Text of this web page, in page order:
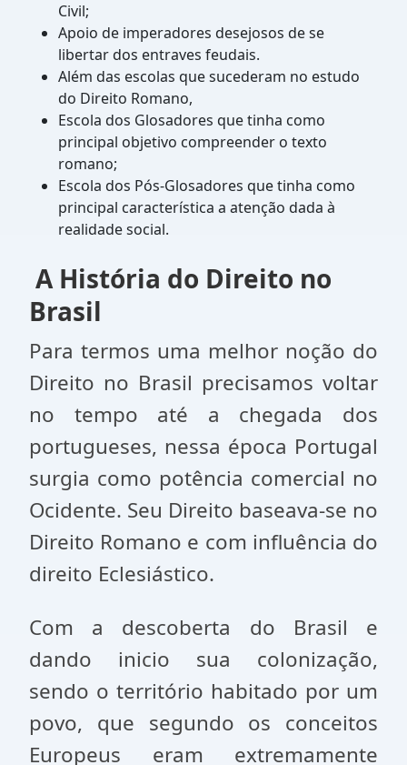
Civil;
Apoio de imperadores desejosos de se
libertar dos entraves feudais.
Além das escolas que sucederam no estudo
do Direito Romano,
Escola dos Glosadores que tinha como
principal objetivo compreender o texto
romano;
Escola dos Pós-Glosadores que tinha como
principal característica a atenção dada à
realidade social.
A História do Direito no
Brasil
Para termos uma melhor noção do
Direito no Brasil precisamos voltar
no tempo até a chegada dos
portugueses, nessa época Portugal
surgia como potência comercial no
Ocidente. Seu Direito baseava-se no
Direito Romano e com influência do
direito Eclesiástico.
Com a descoberta do Brasil e
dando inicio sua colonização,
sendo o território habitado por um
povo, que segundo os conceitos
Europeus eram extremamente